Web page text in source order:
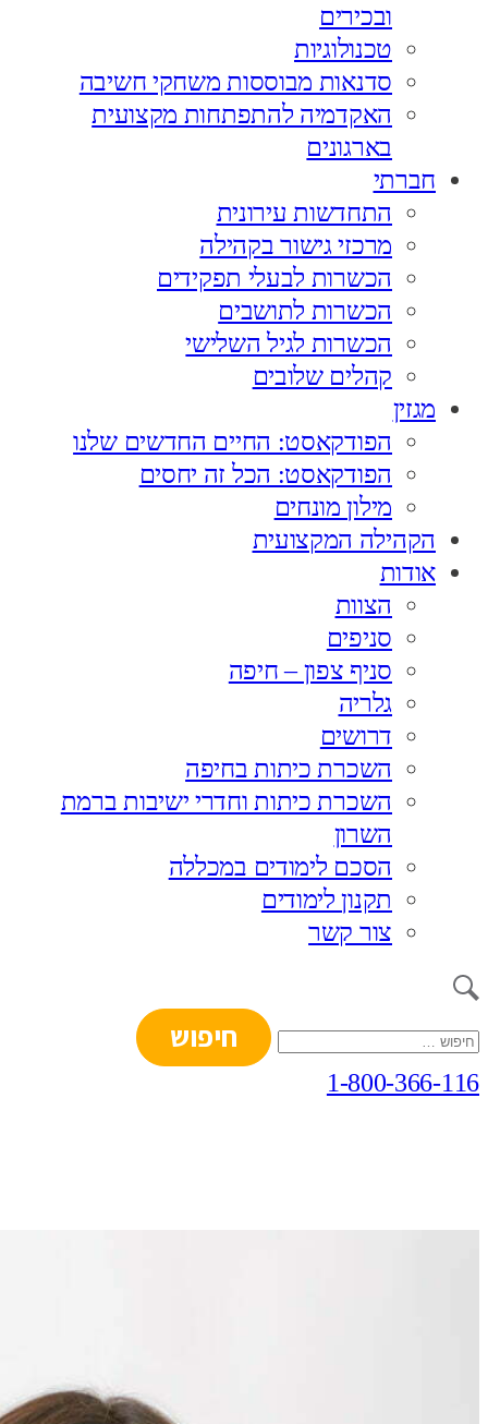
ובכירים
טכנולוגיות
סדנאות מבוססות משחקי חשיבה
האקדמיה להתפתחות מקצועית
בארגונים
חברתי
התחדשות עירונית
מרכזי גישור בקהילה
הכשרות לבעלי תפקידים
הכשרות לתושבים
הכשרות לגיל השלישי
קהלים שלובים
מגזין
הפודקאסט: החיים החדשים שלנו
הפודקאסט: הכל זה יחסים
מילון מונחים
הקהילה המקצועית
אודות
הצוות
סניפים
סניף צפון – חיפה
גלריה
דרושים
השכרת כיתות בחיפה
השכרת כיתות וחדרי ישיבות ברמת
השרון
הסכם לימודים במכללה
תקנון לימודים
צור קשר
חיפוש:
1-800-366-116